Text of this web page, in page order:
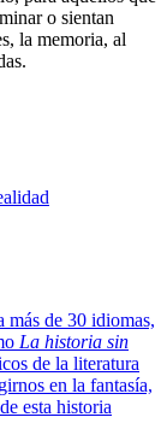
o sientan
la memoria, al
más de 30 idiomas,
La historia sin
de la literatura
en la fantasía,
esta historia